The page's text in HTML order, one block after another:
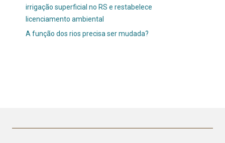
irrigação superficial no RS e restabelece
licenciamento ambiental
A função dos rios precisa ser mudada?